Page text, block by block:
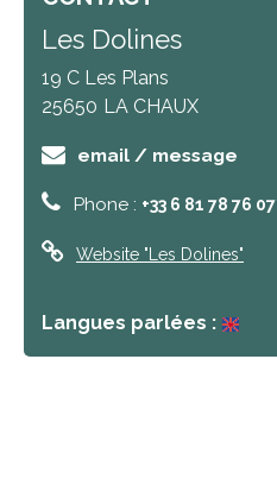
Les Dolines
19 C Les Plans
25650 LA CHAUX
email / message
Phone : +33 6 81 78 76 07
Website "Les Dolines"
Langues parlées :